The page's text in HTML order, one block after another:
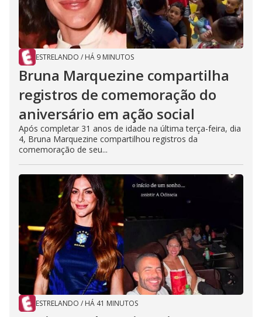
ESTRELANDO / HÁ 9 MINUTOS
Bruna Marquezine compartilha
registros de comemoração do
aniversário em ação social
Após completar 31 anos de idade na última terça-feira, dia
4, Bruna Marquezine compartilhou registros da
comemoração de seu...
ESTRELANDO / HÁ 41 MINUTOS